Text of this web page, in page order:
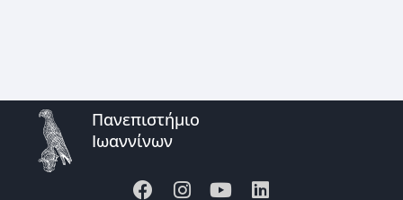
Πανεπιστήμιο
Ιωαννίνων